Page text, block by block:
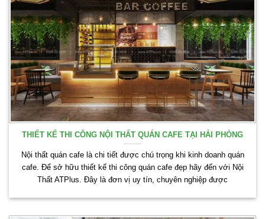
THIẾT KẾ THI CÔNG NỘI THẤT QUÁN CAFE TẠI HẢI PHÒNG
Nội thất quán cafe là chi tiết được chú trọng khi kinh doanh quán
cafe. Để sở hữu thiết kế thi công quán cafe đẹp hãy đến với Nội
Thất ATPlus. Đây là đơn vị uy tín, chuyên nghiệp được